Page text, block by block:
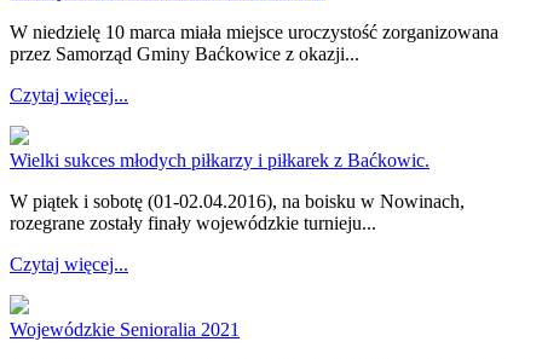
W niedzielę 10 marca miała miejsce uroczystość zorganizowana
przez Samorząd Gminy Baćkowice z okazji...
Czytaj więcej...
Wielki sukces młodych piłkarzy i piłkarek z Baćkowic.
W piątek i sobotę (01-02.04.2016), na boisku w Nowinach,
rozegrane zostały finały wojewódzkie turnieju...
Czytaj więcej...
Wojewódzkie Senioralia 2021